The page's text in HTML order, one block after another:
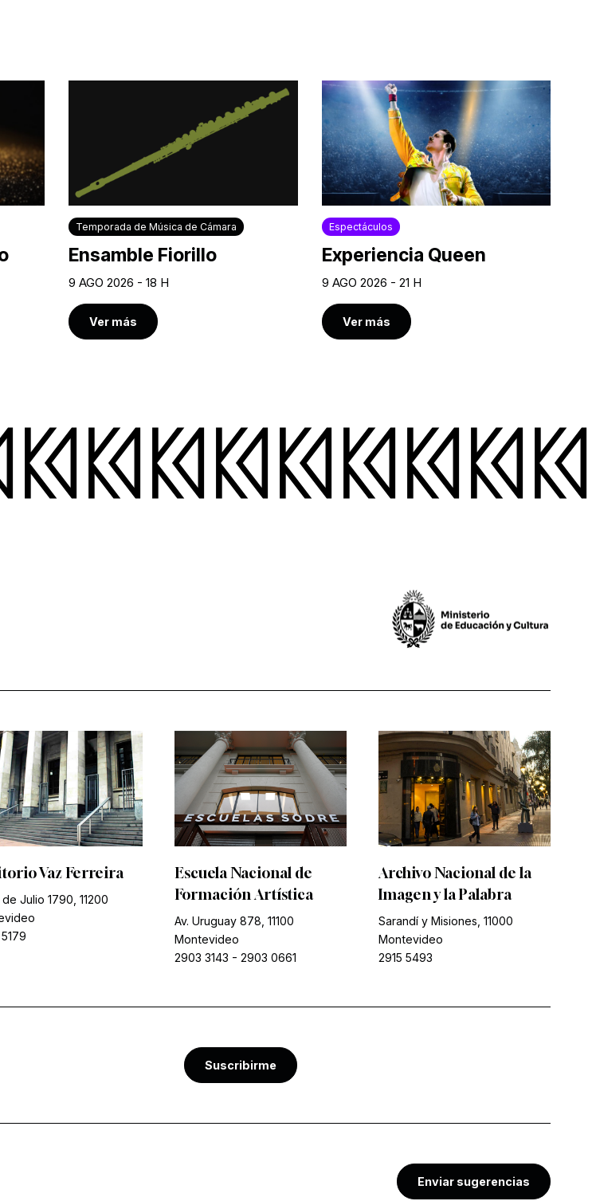
Temporada de Música de Cámara
Ensamble Fiorillo
9 AGO 2026 - 18 H
Ver más
Espectáculos
Experiencia Queen
9 AGO 2026 - 21 H
Ver más
Vaz Ferreira
de Julio 1790, 11200
Escuela Nacional de
Formación Artística
Av. Uruguay 878, 11100
Montevideo
2903 3143 - 2903 0661
Archivo Nacional de la
Imagen y la Palabra
Sarandí y Misiones, 11000
Montevideo
2915 5493
Suscribirme
Enviar sugerencias